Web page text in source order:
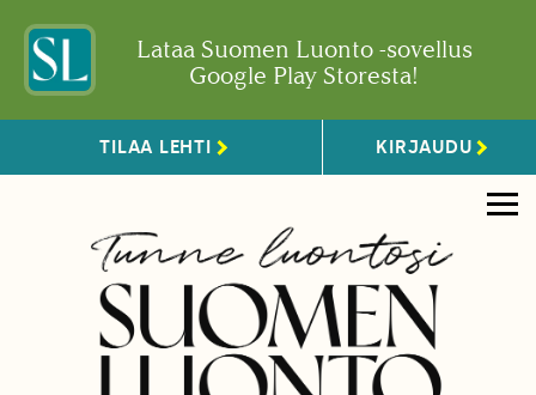
Lataa Suomen Luonto -sovellus
Google Play Storesta!
TILAA LEHTI KIRJAUDU